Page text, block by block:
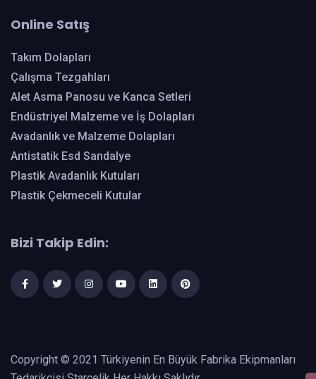
Online Satış
Takım Dolapları
Çalışma Tezgahları
Alet Asma Panosu ve Kanca Setleri
Endüstriyel Malzeme ve İş Dolapları
Avadanlık ve Malzeme Dolapları
Antistatik Esd Sandalye
Plastik Avadanlık Kutuları
Plastik Çekmeceli Kutular
Bizi Takip Edin:
Copyright © 2021 Türkiyenin En Büyük Fabrika Ekipmanları